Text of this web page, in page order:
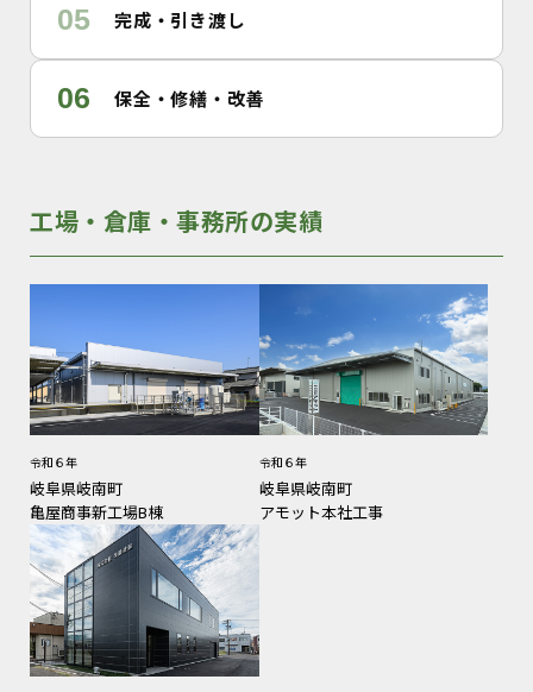
05 完成・引き渡し
06 保全・修繕・改善
工場・倉庫・事務所の実績
令和６年
岐阜県岐南町
亀屋商事新工場B棟
令和６年
岐阜県岐南町
アモット本社工事